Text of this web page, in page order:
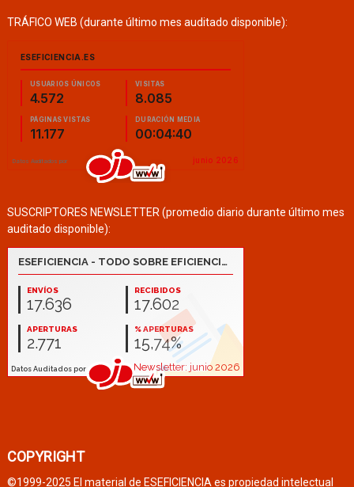
TRÁFICO WEB (durante último mes auditado disponible):
SUSCRIPTORES NEWSLETTER (promedio diario durante último mes
auditado disponible):
COPYRIGHT
©1999-2025 El material de ESEFICIENCIA es propiedad intelectual